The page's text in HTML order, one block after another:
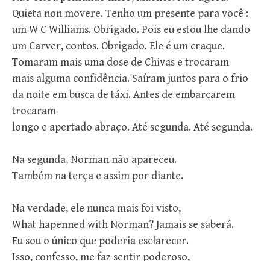
Quieta non movere. Tenho um presente para você :
um W C Williams. Obrigado. Pois eu estou lhe dando
um Carver, contos. Obrigado. Ele é um craque.
Tomaram mais uma dose de Chivas e trocaram
mais alguma confidência. Saíram juntos para o frio
da noite em busca de táxi. Antes de embarcarem
trocaram
longo e apertado abraço. Até segunda. Até segunda.
Na segunda, Norman não apareceu.
Também na terça e assim por diante.
Na verdade, ele nunca mais foi visto,
What hapenned with Norman? Jamais se saberá.
Eu sou o único que poderia esclarecer.
Isso, confesso, me faz sentir poderoso,